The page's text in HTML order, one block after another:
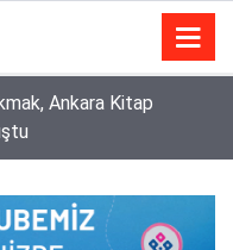
Türkiye Diyanet Vakfı